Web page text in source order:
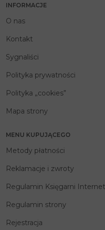
INFORMACJE
O nas
Kontakt
Sygnaliści
Polityka prywatności
Polityka „cookies”
Mapa strony
MENU KUPUJĄCEGO
Metody płatności
Reklamacje i zwroty
Regulamin Księgarni
Regulamin strony
Rejestracja